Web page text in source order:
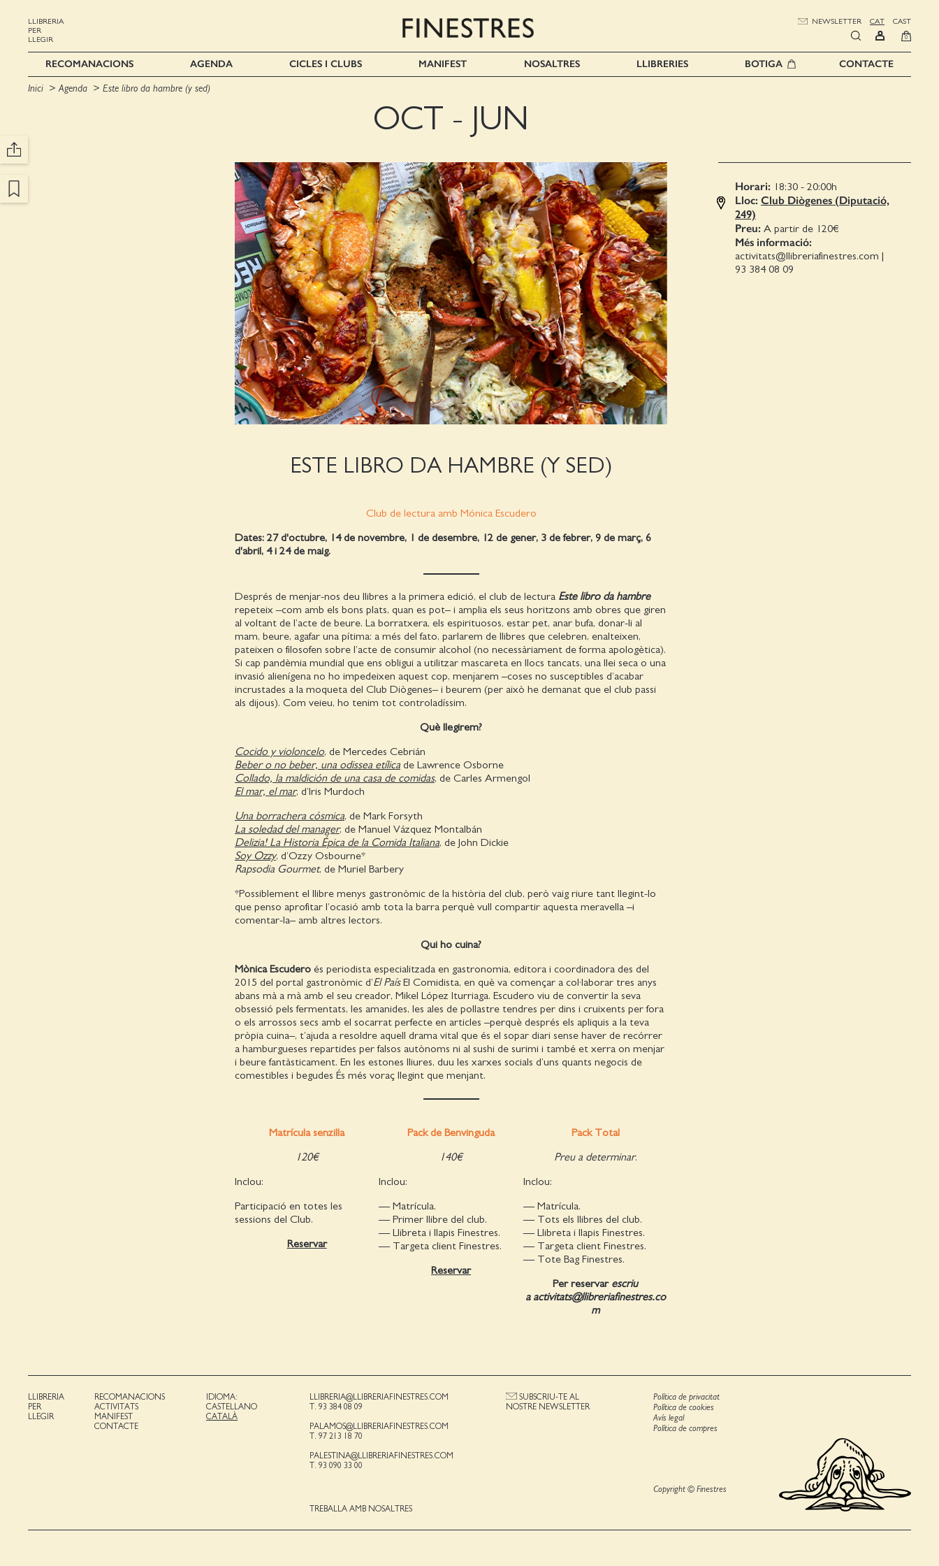
LLIBRERIA
PER
LLEGIR
NEWSLETTER CAT CAST
0
RECOMANACIONS AGENDA CICLES I CLUBS MANIFEST NOSALTRES LLIBRERIES BOTIGA CONTACTE
Inici Agenda Este libro da hambre (y sed)
OCT - JUN
ESTE LIBRO DA HAMBRE (Y SED)
Club de lectura amb Mónica Escudero
Dates: 27 d'octubre, 14 de novembre, 1 de desembre, 12 de gener, 3 de febrer, 9 de març, 6
d'abril, 4 i 24 de maig.
Després de menjar-nos deu llibres a la primera edició, el club de lectura Este libro da hambre
repeteix –com amb els bons plats, quan es pot– i amplia els seus horitzons amb obres que giren
al voltant de l’acte de beure. La borratxera, els espirituosos, estar pet, anar bufa, donar-li al
mam, beure, agafar una pítima: a més del fato, parlarem de llibres que celebren, enalteixen,
pateixen o filosofen sobre l’acte de consumir alcohol (no necessàriament de forma apologètica).
Si cap pandèmia mundial que ens obligui a utilitzar mascareta en llocs tancats, una llei seca o una
invasió alienígena no ho impedeixen aquest cop, menjarem –coses no susceptibles d’acabar
incrustades a la moqueta del Club Diògenes– i beurem (per això he demanat que el club passi
als dijous). Com veieu, ho tenim tot controladíssim.
Què llegirem?
Cocido y violoncelo, de Mercedes Cebrián
Beber o no beber, una odissea etílicade Lawrence Osborne
Collado, la maldición de una casa de comidas, de Carles Armengol
El mar, el mar, d’Iris Murdoch
Una borrachera cósmica, de Mark Forsyth
La soledad del manager, de Manuel Vázquez Montalbán
Delizia! La Historia Épica de la Comida Italiana, de John Dickie
Soy Ozzy, d’Ozzy Osbourne*
Rapsodia Gourmet, de Muriel Barbery
*Possiblement el llibre menys gastronòmic de la història del club, però vaig riure tant llegint-lo
que penso aprofitar l’ocasió amb tota la barra perquè vull compartir aquesta meravella –i
comentar-la– amb altres lectors.
Qui ho cuina?
Mònica Escuderoés periodista especialitzada en gastronomia, editora i coordinadora des del
2015 del portal gastronòmic d’El PaísEl Comidista, en què va començar a col·laborar tres anys
abans mà a mà amb el seu creador, Mikel López Iturriaga. Escudero viu de convertir la seva
obsessió pels fermentats, les amanides, les ales de pollastre tendres per dins i cruixents per fora
o els arrossos secs amb el socarrat perfecte en articles –perquè després els apliquis a la teva
pròpia cuina–, t’ajuda a resoldre aquell drama vital que és el sopar diari sense haver de recórrer
a hamburgueses repartides per falsos autònoms ni al sushi de surimi i també et xerra on menjar
i beure fantàsticament. En les estones lliures, duu les xarxes socials d’uns quants negocis de
comestibles i begudes És més voraç llegint que menjant.
Matrícula senzilla
120€
Inclou:
Participació en totes les
sessions del Club.
Reservar
Pack de Benvinguda
140€
Inclou:
— Matrícula.
— Primer llibre del club.
— Llibreta i llapis Finestres.
— Targeta client Finestres.
Reservar
Pack Total
Preu a determinar.
Inclou:
— Matrícula.
— Tots els llibres del club.
— Llibreta i llapis Finestres.
— Targeta client Finestres.
— Tote Bag Finestres.
Per reservar escriu
a activitats@llibreriafinestres.co
m
Horari: 18:30 - 20:00h
Lloc: Club Diògenes (Diputació,
249)
Preu: A partir de 120€
Més informació:
activitats@llibreriafinestres.com |
93 384 08 09
LLIBRERIA
PER
LLEGIR
RECOMANACIONS
ACTIVITATS
MANIFEST
CONTACTE
IDIOMA:
CASTELLANO
CATALÀ
LLIBRERIA@LLIBRERIAFINESTRES.COM
T. 93 384 08 09
PALAMOS@LLIBRERIAFINESTRES.COM
T. 97 213 18 70
PALESTINA@LLIBRERIAFINESTRES.COM
T. 93 090 33 00
TREBALLA AMB NOSALTRES
SUBSCRIU-TE AL
NOSTRE NEWSLETTER
Política de privacitat
Política de cookies
Avís legal
Política de compres
Copyright © Finestres